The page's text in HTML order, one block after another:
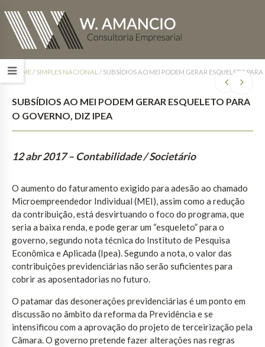
HOME/ SIMPLES NACIONAL / SUBSÍDIOS AO MEI PODEM GERAR ESQUELETO
SUBSÍDIOS AO MEI PODEM GERAR ESQUELETO PARA
O GOVERNO, DIZ IPEA
12 abr 2017 – Contabilidade / Societário
O aumento do faturamento exigido para adesão ao chamado
Microempreendedor Individual (MEI), assim como a redução
da contribuição, está desvirtuando o foco do programa, que
seria a baixa renda, e pode gerar um “esqueleto” para o
governo, segundo nota técnica do Instituto de Pesquisa
Econômica e Aplicada (Ipea). Segundo a nota, o valor das
contribuições previdenciárias não serão suficientes para
cobrir as aposentadorias no futuro.
O patamar das desonerações previdenciárias é um ponto em
discussão no âmbito da reforma da Previdência e se
intensificou com a aprovação do projeto de terceirização pela
Câmara. O governo pretende fazer alterações nas regras